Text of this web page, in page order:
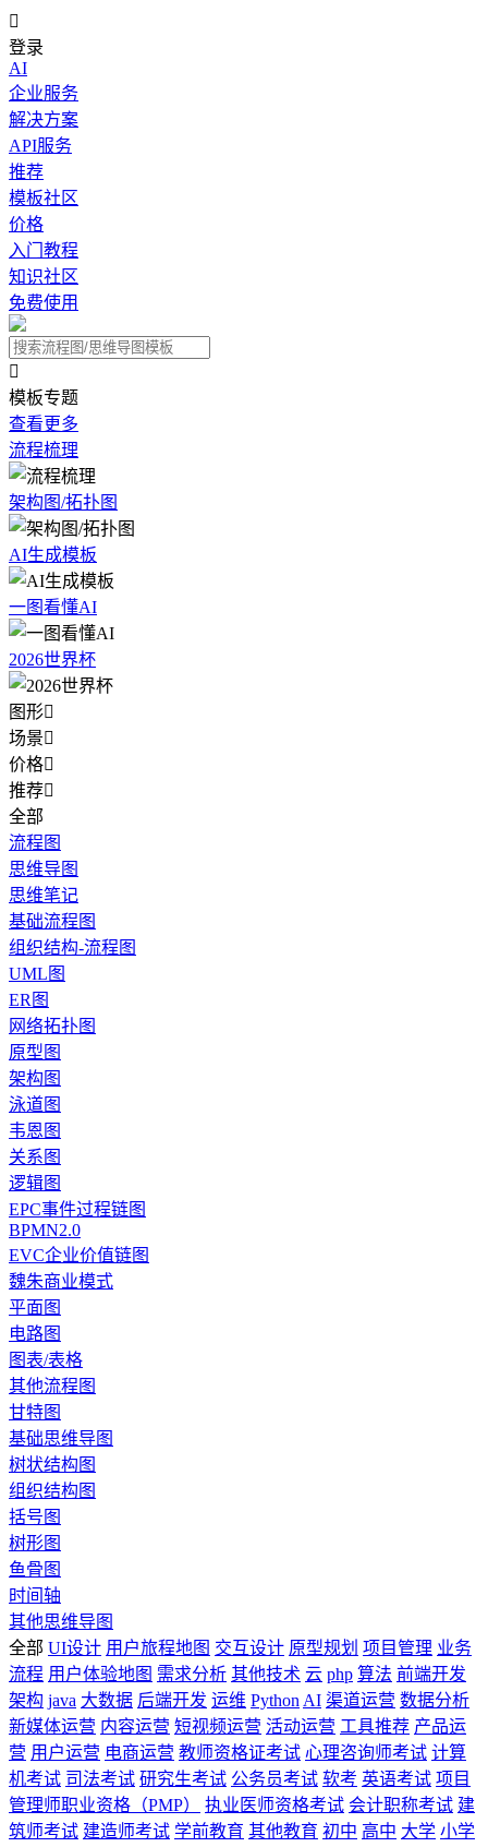

登录
AI
企业服务
解决方案
API服务
推荐
模板社区
价格
入门教程
知识社区
免费使用

模板专题
查看更多
流程梳理
架构图/拓扑图
AI生成模板
一图看懂AI
2026世界杯
图形
场景
价格
推荐
全部
流程图
思维导图
思维笔记
基础流程图
组织结构-流程图
UML图
ER图
网络拓扑图
原型图
架构图
泳道图
韦恩图
关系图
逻辑图
EPC事件过程链图
BPMN2.0
EVC企业价值链图
魏朱商业模式
平面图
电路图
图表/表格
其他流程图
甘特图
基础思维导图
树状结构图
组织结构图
括号图
树形图
鱼骨图
时间轴
其他思维导图
全部 UI设计 用户旅程地图 交互设计 原型规划 项目管理 业务
流程 用户体验地图 需求分析 其他技术 云 php 算法 前端开发
架构 java 大数据 后端开发 运维 Python AI 渠道运营 数据分析
新媒体运营 内容运营 短视频运营 活动运营 工具推荐 产品运
营 用户运营 电商运营 教师资格证考试 心理咨询师考试 计算
机考试 司法考试 研究生考试 公务员考试 软考 英语考试 项目
管理师职业资格（PMP）
执业医师资格考试 会计职称考试 建
筑师考试 建造师考试 学前教育 其他教育 初中 高中 大学 小学